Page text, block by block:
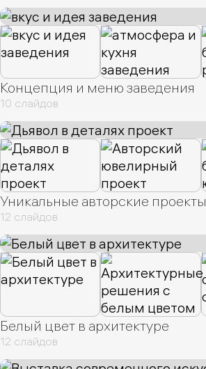
Концепция и меню заведения
10 слайдов
Уникальные авторские проекты
12 слайдов
Белый цвет в архитектуре
12 слайдов